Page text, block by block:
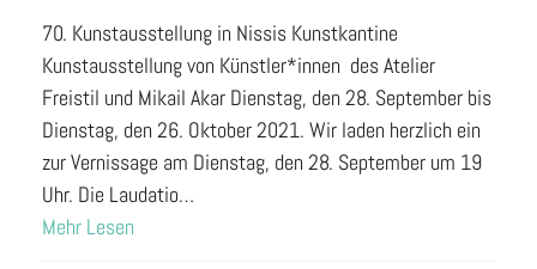
70. Kunstausstellung in Nissis Kunstkantine
Kunstausstellung von Künstler*innen des Atelier
Freistil und Mikail Akar Dienstag, den 28. September bis
Dienstag, den 26. Oktober 2021. Wir laden herzlich ein
zur Vernissage am Dienstag, den 28. September um 19
Uhr. Die Laudatio…
Mehr Lesen